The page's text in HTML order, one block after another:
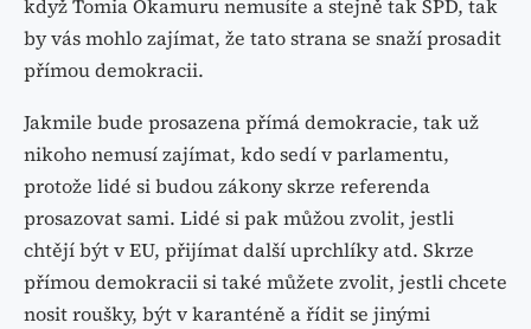
když Tomia Okamuru nemusíte a stejně tak SPD, tak
by vás mohlo zajímat, že tato strana se snaží prosadit
přímou demokracii.
Jakmile bude prosazena přímá demokracie, tak už
nikoho nemusí zajímat, kdo sedí v parlamentu,
protože lidé si budou zákony skrze referenda
prosazovat sami. Lidé si pak můžou zvolit, jestli
chtějí být v EU, přijímat další uprchlíky atd. Skrze
přímou demokracii si také můžete zvolit, jestli chcete
nosit roušky, být v karanténě a řídit se jinými